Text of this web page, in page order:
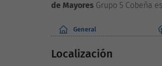
de Mayores Grupo 5 Cobeña
General
Localización